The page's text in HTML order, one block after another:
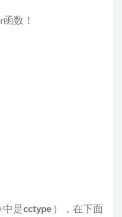
数！
中是cctype），在下面